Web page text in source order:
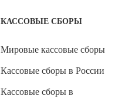
КАССОВЫЕ СБОРЫ
Мировые кассовые сборы
Кассовые сборы в России
Кассовые сборы в